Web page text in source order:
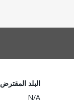
البلد المقترض
N/A